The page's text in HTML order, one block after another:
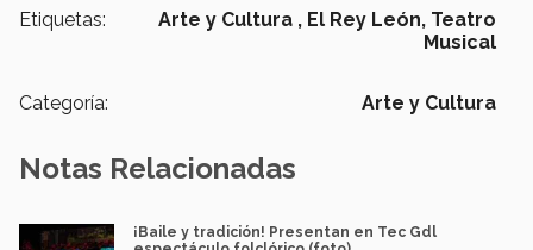
Etiquetas: Arte y Cultura , El Rey León, Teatro
Musical
Categoría: Arte y Cultura
Notas Relacionadas
¡Baile y tradición! Presentan en Tec Gdl